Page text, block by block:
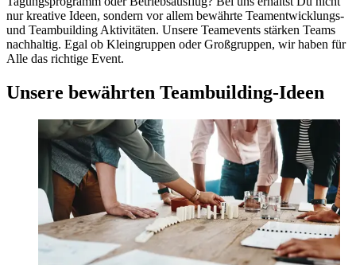
nur kreative Ideen, sondern vor allem bewährte Teamentwicklungs-
und Teambuilding Aktivitäten. Unsere Teamevents stärken Teams
nachhaltig. Egal ob Kleingruppen oder Großgruppen, wir haben für
Alle das richtige Event.
Unsere bewährten Teambuilding-Ideen